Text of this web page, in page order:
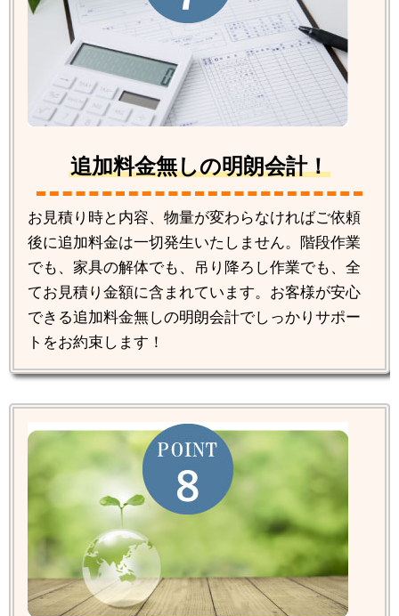
追加料金無しの明朗会計！
お見積り時と内容、物量が変わらなければご依頼
後に追加料金は一切発生いたしません。階段作業
でも、家具の解体でも、吊り降ろし作業でも、全
てお見積り金額に含まれています。お客様が安心
できる追加料金無しの明朗会計でしっかりサポー
トをお約束します！